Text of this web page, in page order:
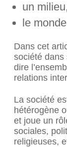
un milieu,
le
Dans cet
société dans
dire
relations
La société
hétérogène
et joue un
sociales,
religieuses,